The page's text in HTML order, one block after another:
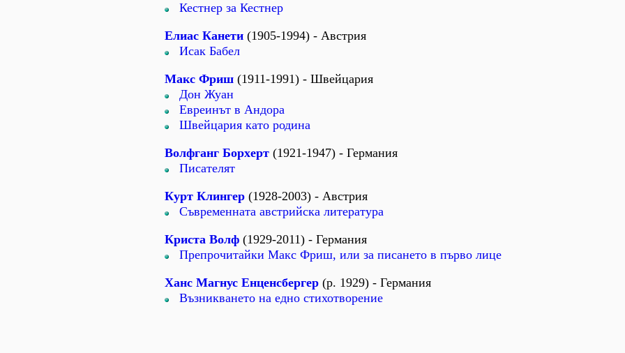
Кестнер за Кестнер
Елиас Канети (1905-1994) - Австрия
Исак Бабел
Макс Фриш (1911-1991) - Швейцария
Дон Жуан
Евреинът в Андора
Швейцария като родина
Волфганг Борхерт (1921-1947) - Германия
Писателят
Курт Клингер (1928-2003) - Австрия
Съвременната австрийска литература
Криста Волф (1929-2011) - Германия
Препрочитайки Макс Фриш, или за писането в първо лице
Ханс Магнус Енценсбергер (р. 1929) - Германия
Възникването на едно стихотворение